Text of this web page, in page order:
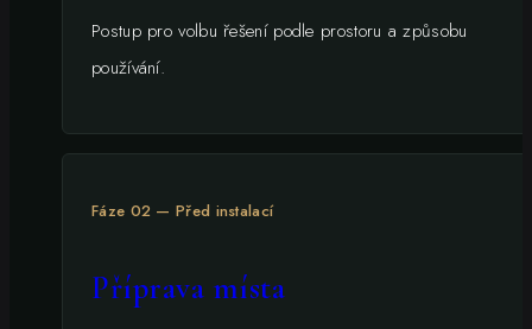
Postup pro volbu řešení podle prostoru a způsobu
používání.
Fáze 02 — Před instalací
Příprava místa